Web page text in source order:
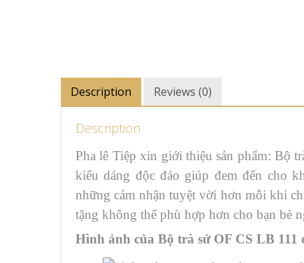
Description Reviews (0)
Description
Pha lê Tiệp xin giới thiệu sản phẩm: Bộ
kiểu dáng độc đáo giúp đem đến cho
những cảm nhận tuyệt vời hơn mỗi khi
tặng không thể phù hợp hơn cho bạn bè
Hình ảnh của Bộ trà sứ OF CS LB